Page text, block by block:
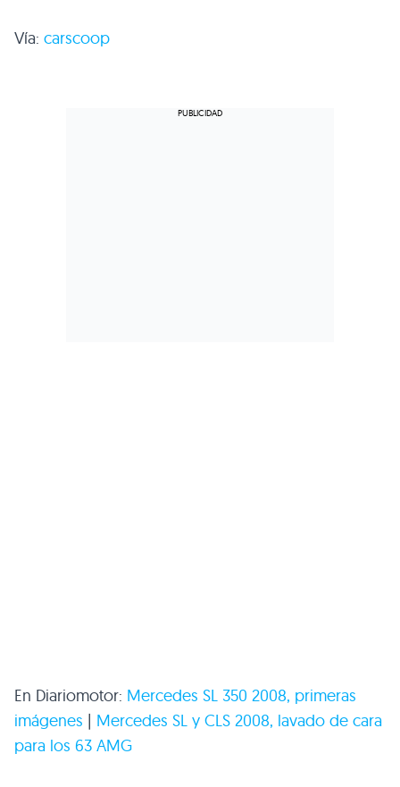
Vía: carscoop
En Diariomotor: Mercedes SL 350 2008, primeras
imágenes | Mercedes SL y CLS 2008, lavado de cara
para los 63 AMG